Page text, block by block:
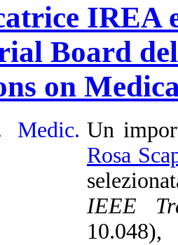
IREA
Board
on
Un
Rosa
IEEE